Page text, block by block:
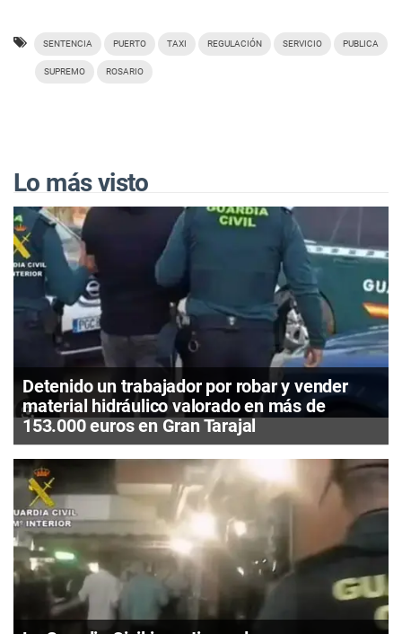
SENTENCIA PUERTO TAXI REGULACIÓN SERVICIO PUBLICA
SUPREMO ROSARIO
Lo más visto
Detenido un trabajador por robar y vender
material hidráulico valorado en más de
153.000 euros en Gran Tarajal